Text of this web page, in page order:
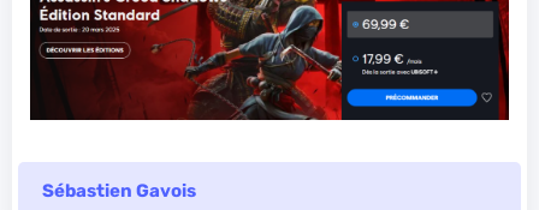
Sébastien Gavois